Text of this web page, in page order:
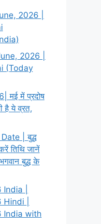
2026 |
2026 |
(Today
मई में प्रदोष
है ये व्रत,
| बुद्ध
तिथि जानें
बुद्ध के
|
|
India with